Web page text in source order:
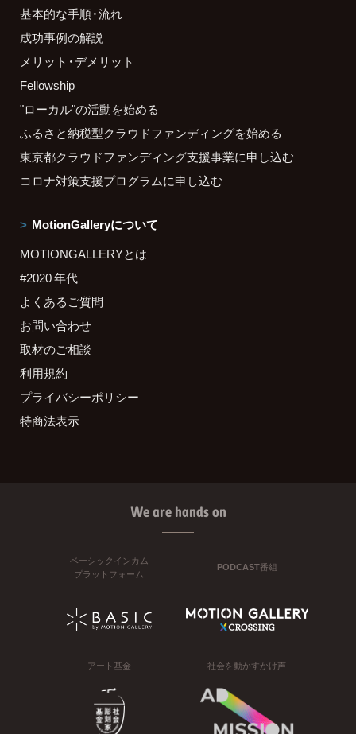
基本的な手順・流れ
成功事例の解説
メリット・デメリット
Fellowship
"ローカル"の活動を始める
ふるさと納税型クラウドファンディングを始める
東京都クラウドファンディング支援事業に申し込む
コロナ対策支援プログラムに申し込む
MotionGalleryについて
MOTIONGALLERYとは
#2020 年代
よくあるご質問
お問い合わせ
取材のご相談
利用規約
プライバシーポリシー
特商法表示
We are hands on
ベーシックインカム
プラットフォーム
PODCAST番組
アート基金 社会を動かすかけ声